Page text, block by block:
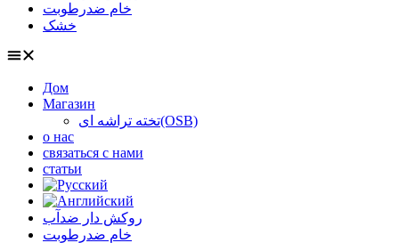
خام ضدرطوبت
خشک
Дом
Магазин
تخته تراشه ای(OSB)
о нас
связаться с нами
статьи
روکش دار ضدآب
خام ضدرطوبت